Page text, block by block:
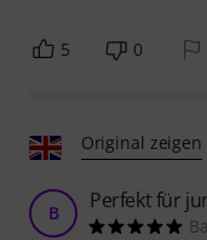
5 0
Original zeigen
B Perfekt für